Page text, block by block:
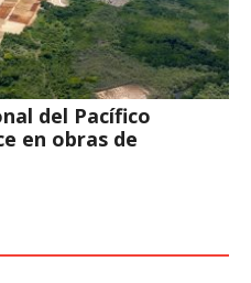
del Pacífico
en obras de